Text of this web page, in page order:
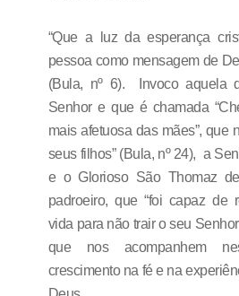
“Que a luz da esperança
pessoa como mensagem de
(Bula, nº 6). Invoco aquela
Senhor e que é chamada
mais afetuosa das mães”, que
seus filhos” (Bula, nº 24), a
e o Glorioso São Thomaz
padroeiro, que “foi capaz de
vida para não trair o seu
que nos acompanhem
crescimento na fé e na